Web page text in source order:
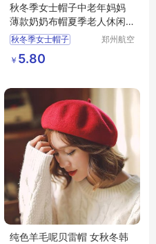
秋冬季女士帽子中老年妈妈
薄款奶奶布帽夏季老人休闲
鸭舌帽时装帽
秋冬季女士帽子
鸭舌帽时装帽
郑州航空
￥ 5.80
纯色羊毛呢贝雷帽 女秋冬韩